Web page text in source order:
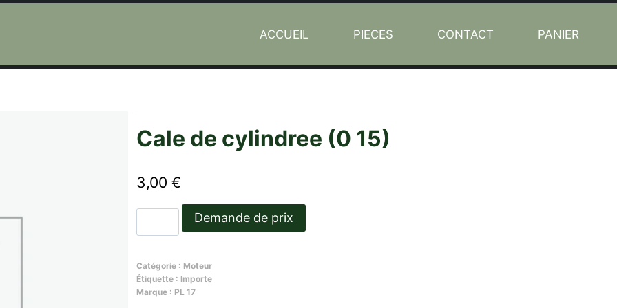
ACCUEIL PIECES CONTACT PANIER
Cale de cylindree (0 15)
3,00€
de
de
cylindree
Demande de prix
Catégorie : Moteur
Étiquette : Importe
Marque : PL 17